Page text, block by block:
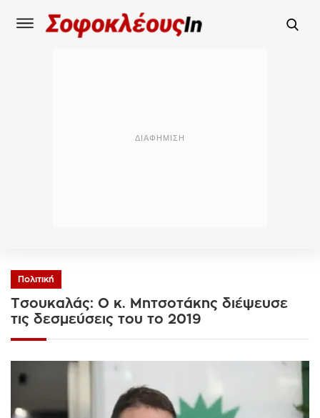
Πολιτική
Τσουκαλάς: Ο κ. Μητσοτάκης διέψευσε
τις δεσμεύσεις του το 2019